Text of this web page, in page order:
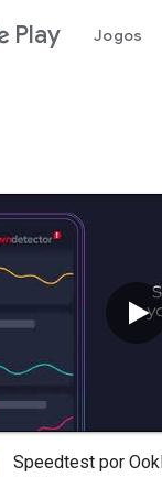
Play Jogos
Speedtest por